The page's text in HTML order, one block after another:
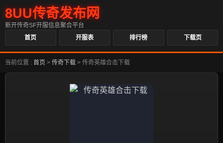
8UU传奇发布网
新开传奇SF开服信息聚合平台
首页
开服表 排行榜 下载页
当前位置 : 首页 > 传奇下载 > 传奇英雄合击下载